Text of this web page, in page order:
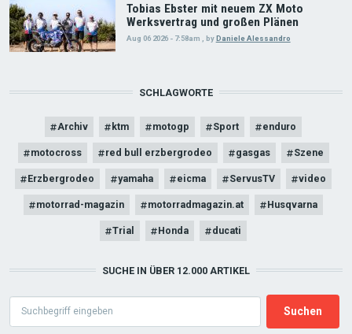
Tobias Ebster mit neuem ZX Moto
Werksvertrag und großen Plänen
Aug 06 2026 - 7:58am byDaniele Alessandro
SCHLAGWORTE
Archiv ktm motogp Sport enduro
motocross red bull erzbergrodeo gasgas Szene
Erzbergrodeo yamaha eicma ServusTV video
motorrad-magazin motorradmagazin.at Husqvarna
Trial Honda ducati
SUCHE IN ÜBER 12.000 ARTIKEL